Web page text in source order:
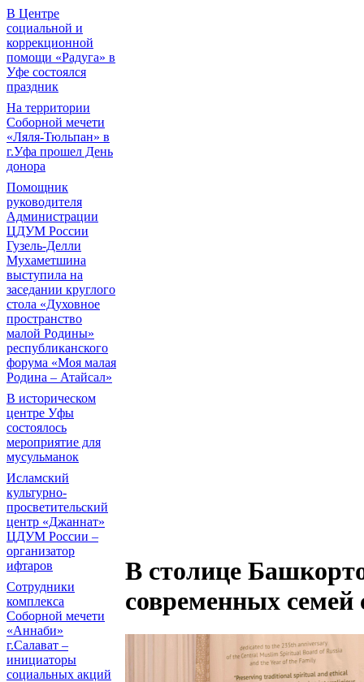
В Центре
социальной и
коррекционной
помощи «Радуга» в
Уфе состоялся
праздник
На территории
Соборной мечети
«Ляля-Тюльпан» в
г.Уфа прошел День
донора
Помощник
руководителя
Администрации
ЦДУМ России
Гузель-Делли
Мухаметшина
выступила на
заседании круглого
стола «Духовное
пространство
малой Родины»
республиканского
форума «Моя малая
Родина – Атайсал»
В историческом
центре Уфы
состоялось
мероприятие для
мусульманок
Исламский
культурно-
просветительский
центр «Джаннат»
ЦДУМ России –
организатор
ифтаров
Сотрудники
комплекса
Соборной мечети
«Аннаби»
г.Салават –
инициаторы
социальных акций
В столице
современных